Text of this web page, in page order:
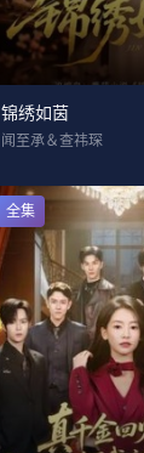
锦绣如茵
闻至承＆查祎琛
全集